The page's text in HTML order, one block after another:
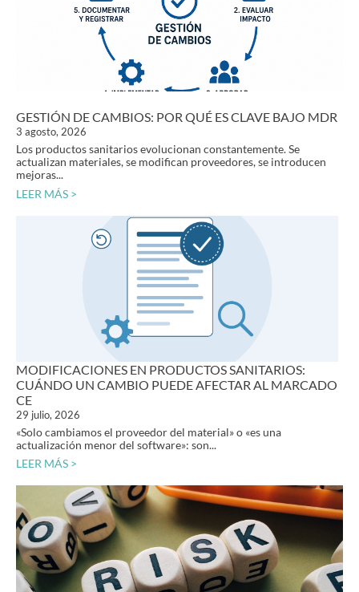
GESTIÓN DE CAMBIOS: POR QUÉ ES CLAVE BAJO MDR
3 agosto, 2026
Los productos sanitarios evolucionan constantemente. Se
actualizan materiales, se modifican proveedores, se introducen
mejoras...
LEER MÁS >
MODIFICACIONES EN PRODUCTOS SANITARIOS:
CUÁNDO UN CAMBIO PUEDE AFECTAR AL MARCADO
CE
29 julio, 2026
«Solo cambiamos el proveedor del material» o «es una
actualización menor del software»: son...
LEER MÁS >